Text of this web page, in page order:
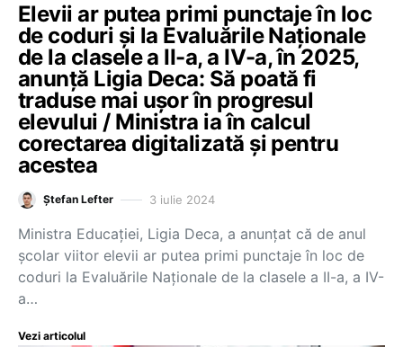
Elevii ar putea primi punctaje în loc
de coduri și la Evaluările Naționale
de la clasele a II-a, a IV-a, în 2025,
anunță Ligia Deca: Să poată fi
traduse mai ușor în progresul
elevului / Ministra ia în calcul
corectarea digitalizată și pentru
acestea
Ștefan Lefter 3 iulie 2024
Ministra Educației, Ligia Deca, a anunțat că de anul
școlar viitor elevii ar putea primi punctaje în loc de
coduri la Evaluările Naționale de la clasele a II-a, a IV-
a…
Vezi articolul